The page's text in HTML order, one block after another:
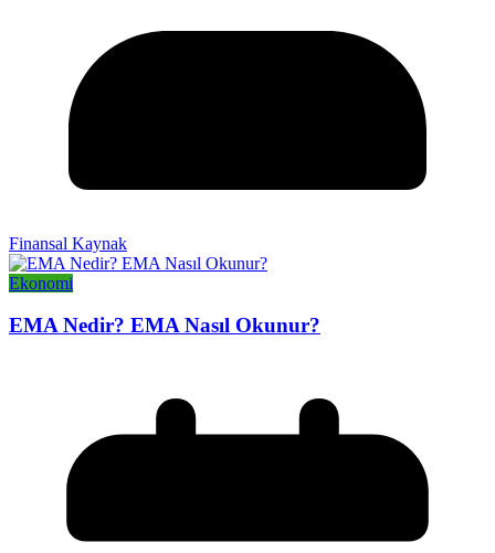
Finansal Kaynak
Ekonomi
EMA Nedir? EMA Nasıl Okunur?